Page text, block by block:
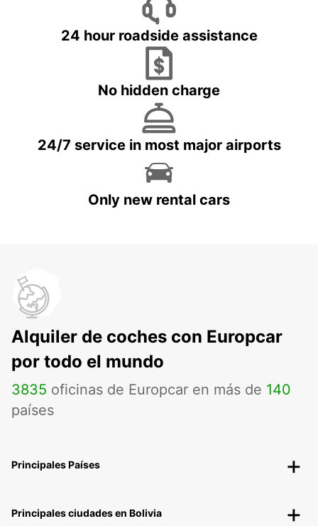
24 hour roadside assistance
No hidden charge
24/7 service in most major airports
Only new rental cars
Alquiler de coches con Europcar
por todo el mundo
3835 oficinas de Europcar en más de 140
países
Principales Países
Principales ciudades en Bolivia